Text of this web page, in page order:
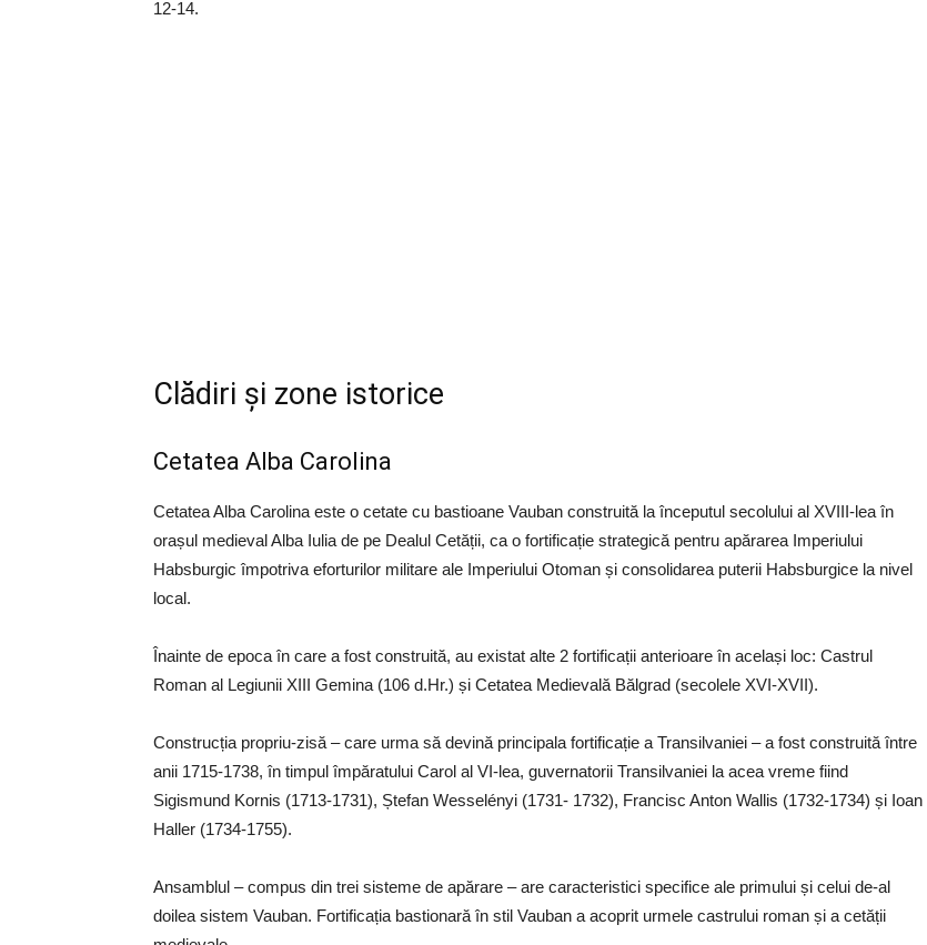
12-14.
Clădiri și zone istorice
Cetatea Alba Carolina
Cetatea Alba Carolina este o cetate cu bastioane Vauban construită la începutul secolului al XVIII-lea în
orașul medieval Alba Iulia de pe Dealul Cetății, ca o fortificație strategică pentru apărarea Imperiului
Habsburgic împotriva eforturilor militare ale Imperiului Otoman și consolidarea puterii Habsburgice la nivel
local.
Înainte de epoca în care a fost construită, au existat alte 2 fortificații anterioare în același loc: Castrul
Roman al Legiunii XIII Gemina (106 d.Hr.) și Cetatea Medievală Bălgrad (secolele XVI-XVII).
Construcția propriu-zisă – care urma să devină principala fortificație a Transilvaniei – a fost construită între
anii 1715-1738, în timpul împăratului Carol al VI-lea, guvernatorii Transilvaniei la acea vreme fiind
Sigismund Kornis (1713-1731), Ștefan Wesselényi (1731- 1732), Francisc Anton Wallis (1732-1734) și Ioan
Haller (1734-1755).
Ansamblul – compus din trei sisteme de apărare – are caracteristici specifice ale primului și celui de-al
doilea sistem Vauban. Fortificația bastionară în stil Vauban a acoprit urmele castrului roman și a cetății